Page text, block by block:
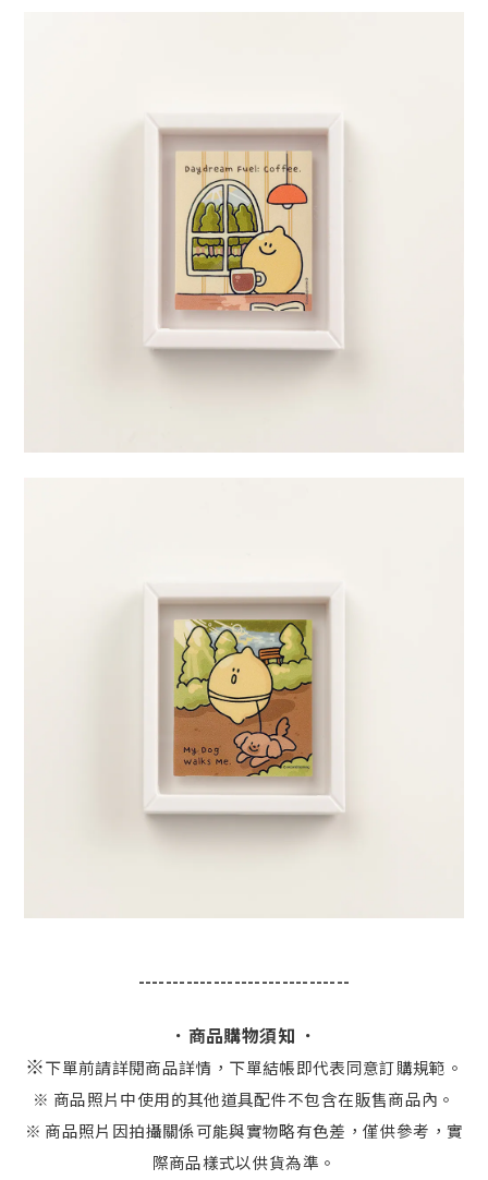
-------------------------------
．商品購物須知 ．
※下單前請詳閱商品詳情，下單結帳即代表同意訂購規範。
※ 商品照片中使用的其他道具配件不包含在販售商品內。
※ 商品照片因拍攝關係可能與實物略有色差，僅供參考，實
際商品樣式以供貨為準。